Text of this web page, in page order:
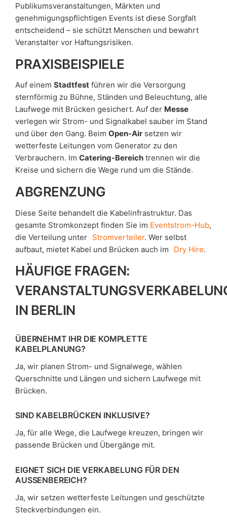
Publikumsveranstaltungen, Märkten und
genehmigungspflichtigen Events ist diese Sorgfalt
entscheidend – sie schützt Menschen und bewahrt
Veranstalter vor Haftungsrisiken.
PRAXISBEISPIELE
Auf einem Stadtfest führen wir die Versorgung
sternförmig zu Bühne, Ständen und Beleuchtung, alle
Laufwege mit Brücken gesichert. Auf der Messe
verlegen wir Strom- und Signalkabel sauber im Stand
und über den Gang. Beim Open-Air setzen wir
wetterfeste Leitungen vom Generator zu den
Verbrauchern. Im Catering-Bereich trennen wir die
Kreise und sichern die Wege rund um die Stände.
ABGRENZUNG
Diese Seite behandelt die Kabelinfrastruktur. Das
gesamte Stromkonzept finden Sie im Eventstrom-Hub,
die Verteilung unter Stromverteiler. Wer selbst
aufbaut, mietet Kabel und Brücken auch im
Dry Hire.
HÄUFIGE FRAGEN:
IN BERLIN
ÜBERNEHMT IHR DIE KOMPLETTE
KABELPLANUNG?
Ja, wir planen Strom- und Signalwege, wählen
Querschnitte und Längen und sichern Laufwege mit
Brücken.
SIND KABELBRÜCKEN INKLUSIVE?
Ja, für alle Wege, die Laufwege kreuzen, bringen wir
passende Brücken und Übergänge mit.
EIGNET SICH DIE VERKABELUNG FÜR DEN
AUSSENBEREICH?
Ja, wir setzen wetterfeste Leitungen und geschützte
Steckverbindungen ein.